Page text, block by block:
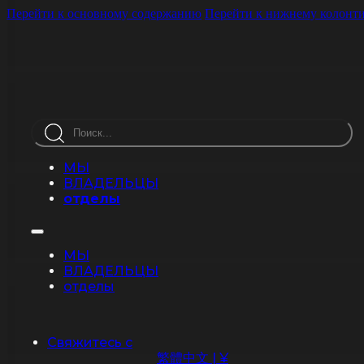
Перейти к основному содержанию Перейти к нижнему
Поиск
МЫ
ВЛАДЕЛЬЦЫ
отделы
МЫ
ВЛАДЕЛЬЦЫ
отделы
Свяжитесь с
繁體中文 | ¥